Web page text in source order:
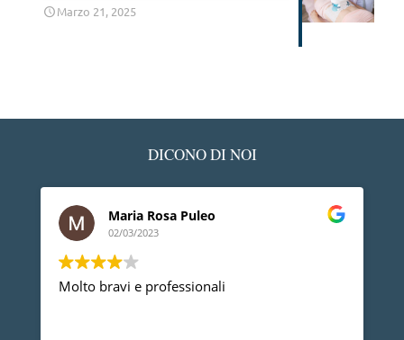
Marzo 21, 2025
DICONO DI NOI
Ledino Comelli
Devo ringraziare il Dott. Gherbaz, per la sua